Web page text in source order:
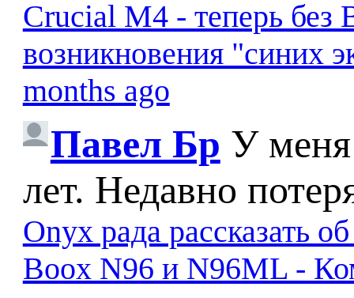
Crucial M4 - теперь без
возникновения "синих
months ago
Павел Бр У меня
лет. Недавно
Onyx рада рассказать
Boox N96 и N96ML -